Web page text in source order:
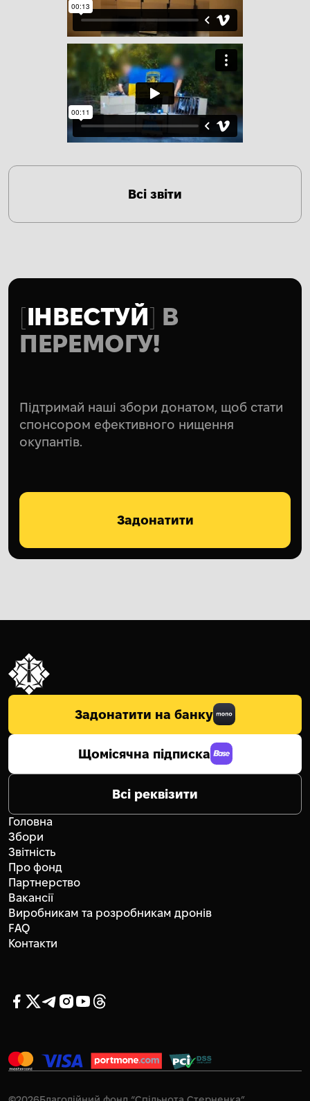
Всі звіти
ІНВЕСТУЙ В
ПЕРЕМОГУ!
Підтримай наші збори донатом, щоб стати
спонсором ефективного нищення
окупантів.
Задонатити
Задонатити на банку
Щомісячна підписка
Всі реквізити
Головна
Збори
Звітність
Про фонд
Партнерство
Вакансії
Виробникам та розробникам дронів
FAQ
Контакти